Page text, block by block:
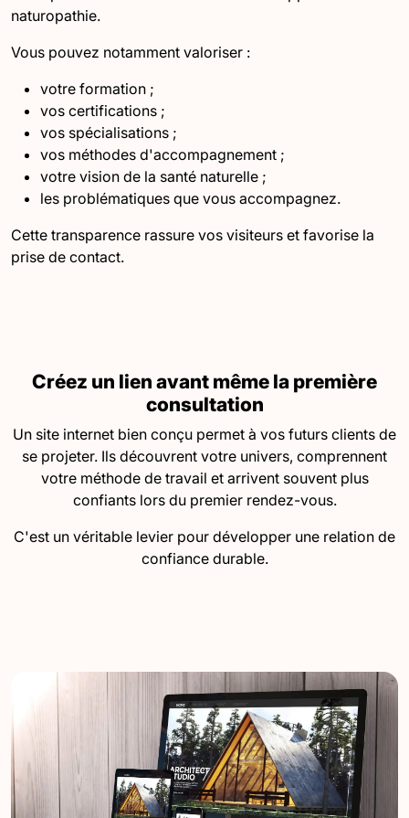
naturopathie.
Vous pouvez notamment valoriser :
votre formation ;
vos certifications ;
vos spécialisations ;
vos méthodes d'accompagnement ;
votre vision de la santé naturelle ;
les problématiques que vous accompagnez.
Cette transparence rassure vos visiteurs et favorise la
prise de contact.
Créez un lien avant même la première
consultation
Un site internet bien conçu permet à vos futurs clients de
se projeter. Ils découvrent votre univers, comprennent
votre méthode de travail et arrivent souvent plus
confiants lors du premier rendez-vous.
C'est un véritable levier pour développer une relation de
confiance durable.